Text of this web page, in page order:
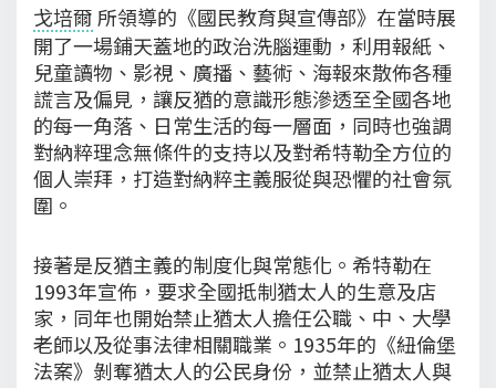
戈培爾 所領導的《國民教育與宣傳部》在當時展
開了一場鋪天蓋地的政治洗腦運動，利用報紙、
兒童讀物、影視、廣播、藝術、海報來散佈各種
謊言及偏見，讓反猶的意識形態滲透至全國各地
的每一角落、日常生活的每一層面，同時也強調
對納粹理念無條件的支持以及對希特勒全方位的
個人崇拜，打造對納粹主義服從與恐懼的社會氛
圍。
接著是反猶主義的制度化與常態化。希特勒在
1993年宣佈，要求全國抵制猶太人的生意及店
家，同年也開始禁止猶太人擔任公職、中、大學
老師以及從事法律相關職業。1935年的《紐倫堡
法案》剝奪猶太人的公民身份，並禁止猶太人與